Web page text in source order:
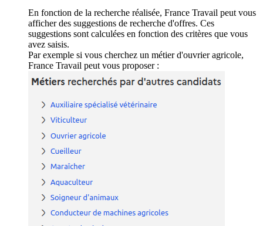
En fonction de la recherche réalisée, France Travail peut vous
afficher des suggestions de recherche d'offres. Ces
suggestions sont calculées en fonction des critères que vous
avez saisis.
Par exemple si vous cherchez un métier d'ouvrier agricole,
France Travail peut vous proposer :